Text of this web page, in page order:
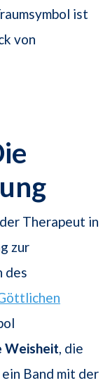
ist
von
Therapeut in
zur
des
Weisheit, die
Band mit der